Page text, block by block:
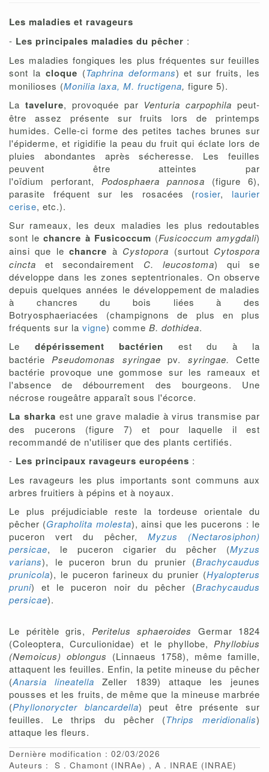
Les maladies et ravageurs
- Les principales maladies du pêcher :
Les maladies fongiques les plus fréquentes sur feuilles
sont la cloque (Taphrina deformans) et sur fruits, les
monilioses (Monilia laxa, M. fructigena, figure 5).
La tavelure, provoquée par Venturia carpophila peut-
être assez présente sur fruits lors de printemps
humides. Celle-ci forme des petites taches brunes sur
l'épiderme, et rigidifie la peau du fruit qui éclate lors de
pluies abondantes après sécheresse. Les feuilles
peuvent être atteintes par
l'oïdium perforant, Podosphaera pannosa (figure 6),
parasite fréquent sur les rosacées (rosier, laurier
cerise, etc.).
Sur rameaux, les deux maladies les plus redoutables
sont le chancre à Fusicoccum (Fusicoccum amygdali)
ainsi que lechancre à Cystopora (surtout Cytospora
cincta et secondairement C. leucostoma) qui se
développe dans les zones septentrionales. On observe
depuis quelques années le développement de maladies
à chancres du bois liées à des
Botryosphaeriacées (champignons de plus en plus
fréquents sur la vigne) comme B. dothidea.
Le dépérissement bactérien est du à la
bactériePseudomonas syringaepv. syringae. Cette
bactérie provoque une gommose sur les rameaux et
l'absence de débourrement des bourgeons. Une
nécrose rougeâtre apparaît sous l'écorce.
La sharka est une grave maladie à virus transmise par
des pucerons (figure 7) et pour laquelle il est
recommandé de n'utiliser que des plants certifiés.
- Les principaux ravageurs européens :
Les ravageurs les plus importants sont communs aux
arbres fruitiers à pépins et à noyaux.
Le plus préjudiciable reste la tordeuse orientale du
pêcher (Grapholita molesta), ainsi que les pucerons : le
puceron vert du pêcher, Myzus (Nectarosiphon)
persicae, le puceron cigarier du pêcher (Myzus
varians), le puceron brun du prunier (Brachycaudus
prunicola), le puceron farineux du prunier (Hyalopterus
pruni) et le puceron noir du pêcher (Brachycaudus
persicae).
Le péritèle gris, Peritelus sphaeroides Germar 1824
(Coleoptera, Curculionidae) et le phyllobe, Phyllobius
(Nemoicus) oblongus (Linnaeus 1758), même famille,
attaquent les feuilles. Enfin, la petite mineuse du pêcher
(Anarsia lineatella Zeller 1839) attaque les jeunes
pousses et les fruits, de même que la mineuse marbrée
(Phyllonorycter blancardella) peut être présente sur
feuilles. Le thrips du pêcher (Thrips meridionalis)
attaque les fleurs.
Dernière modification : 02/03/2026
Auteurs :
S Chamont (INRAe) A INRAE (INRAE)